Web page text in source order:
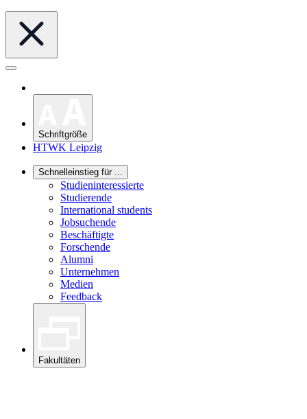
Schriftgröße
HTWK Leipzig
Schnelleinstieg für ...
Studieninteressierte
Studierende
International students
Jobsuchende
Beschäftigte
Forschende
Alumni
Unternehmen
Medien
Feedback
Fakultäten